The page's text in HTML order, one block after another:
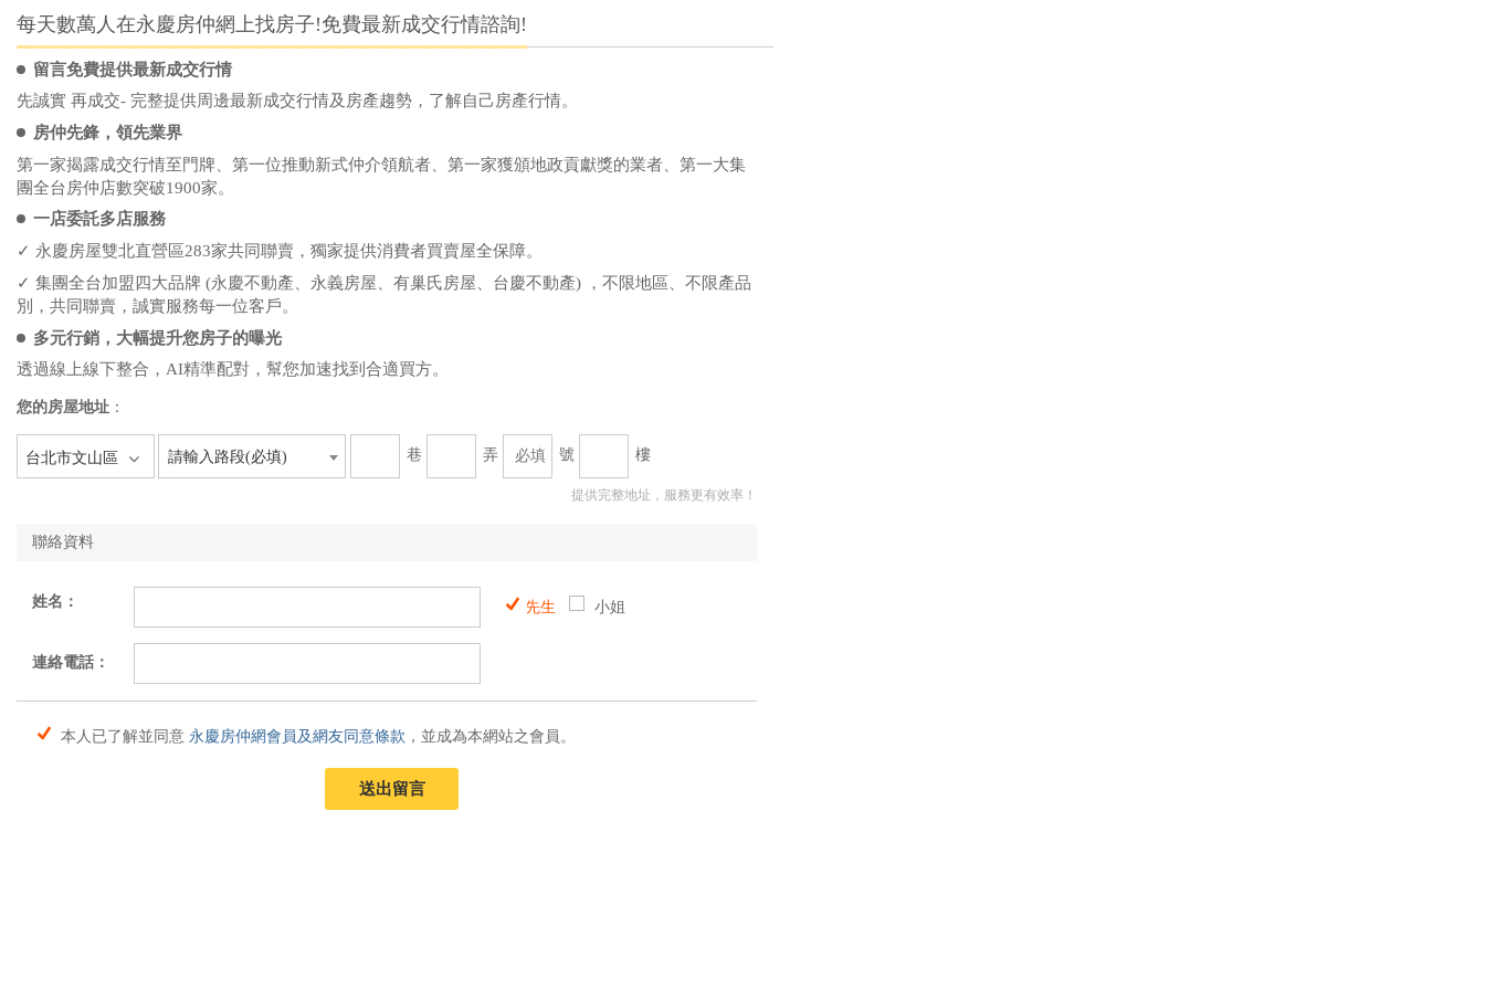
每天數萬人在永慶房仲網上找房子!免費最新成交行情諮詢!
留言免費提供最新成交行情
先誠實 再成交- 完整提供周邊最新成交行情及房產趨勢，了解自己房產行情。
房仲先鋒，領先業界
第一家揭露成交行情至門牌、第一位推動新式仲介領航者、第一家獲頒地政貢獻獎的業者、第一大集
團全台房仲店數突破1900家。
一店委託多店服務
✓ 永慶房屋雙北直營區283家共同聯賣，獨家提供消費者買賣屋全保障。
✓ 集團全台加盟四大品牌 (永慶不動產、永義房屋、有巢氏房屋、台慶不動產) ，不限地區、不限產品
別，共同聯賣，誠實服務每一位客戶。
多元行銷，大幅提升您房子的曝光
透過線上線下整合，AI精準配對，幫您加速找到合適買方。
您的房屋地址 ：
台北市文山區 請輸入路段(必填) 巷 弄 號 樓
提供完整地址，服務更有效率！
聯絡資料
姓名： 先生 小姐
連絡電話：
本人已了解並同意 永慶房仲網會員及網友同意條款 ，並成為本網站之會員。